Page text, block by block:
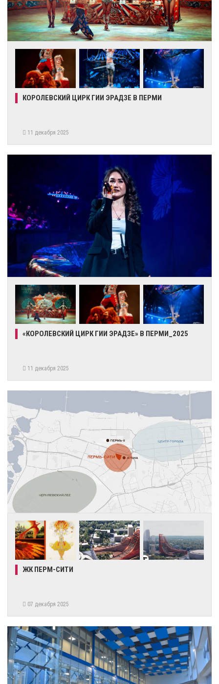
КОРОЛЕВСКИЙ ЦИРК ГИИ ЭРАДЗЕ В ПЕРМИ
11 декабря 2025
«КОРОЛЕВСКИЙ ЦИРК ГИИ ЭРАДЗЕ» В ПЕРМИ_2025
11 декабря 2025
ЖК ПЕРМ-СИТИ
07 декабря 2025